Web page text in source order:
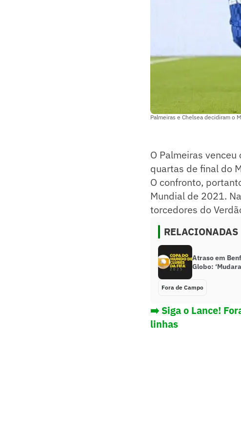
Palmeiras e Chelsea decidiram o
O Palmeiras
quartas de final do
O confronto,
Mundial de 2021.
torcedores do
RELACIONADAS
Atraso em
Globo:
Fora de Campo
➡️ Siga o Lance!
linhas